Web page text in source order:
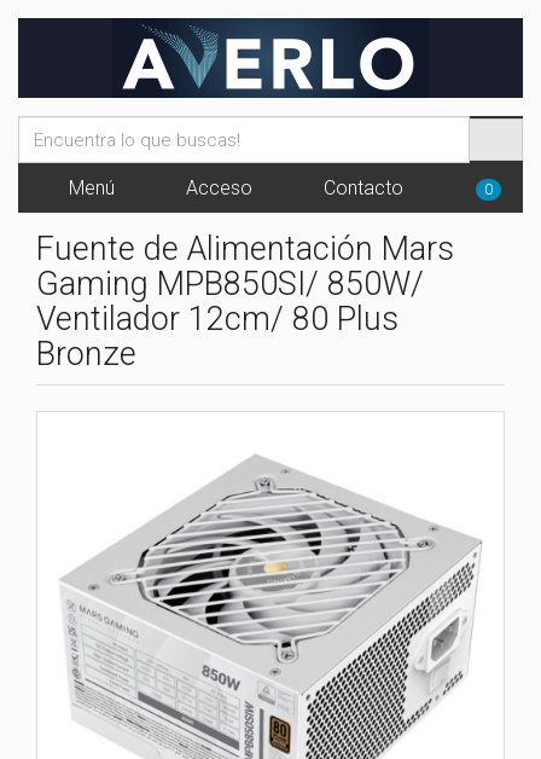
Menú Acceso Contacto 0
Fuente de Alimentación Mars
Gaming MPB850SI/ 850W/
Ventilador 12cm/ 80 Plus
Bronze